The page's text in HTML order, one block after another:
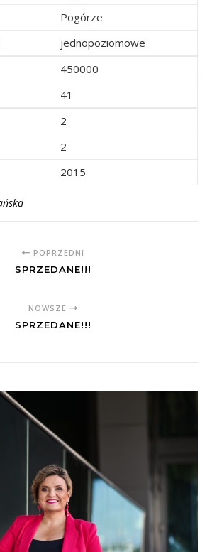
Pogórze
jednopoziomowe
450000
41
2
2
2015
POPRZEDNI
SPRZEDANE!!!
NOWSZE
SPRZEDANE!!!